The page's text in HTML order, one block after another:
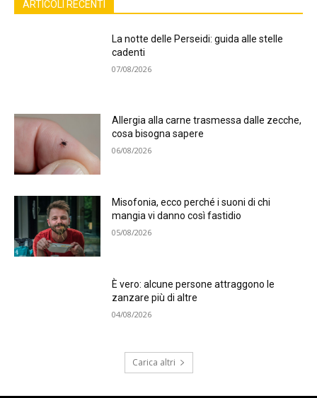
ARTICOLI RECENTI
La notte delle Perseidi: guida alle stelle
cadenti
07/08/2026
Allergia alla carne trasmessa dalle zecche,
cosa bisogna sapere
06/08/2026
Misofonia, ecco perché i suoni di chi
mangia vi danno così fastidio
05/08/2026
È vero: alcune persone attraggono le
zanzare più di altre
04/08/2026
Carica altri